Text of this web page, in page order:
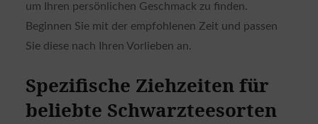
um Ihren persönlichen Geschmack zu finden.
Beginnen Sie mit der empfohlenen Zeit und passen
Sie diese nach Ihren Vorlieben an.
Spezifische Ziehzeiten für
beliebte Schwarzteesorten